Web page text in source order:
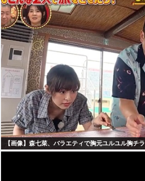
【画像】森七菜、バラエティで胸元ユルユル胸チラ